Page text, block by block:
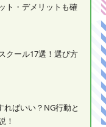
ト・デメリットも確
クール17選！選び方
ばいい？NG行動と
！